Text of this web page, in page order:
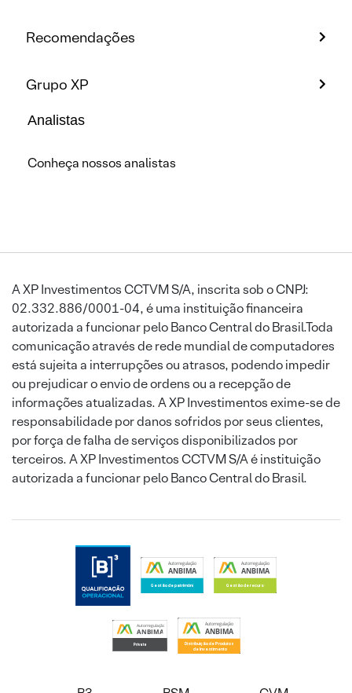
Recomendações
Grupo XP
Analistas
Conheça nossos analistas
A XP Investimentos CCTVM S/A, inscrita sob o CNPJ:
02.332.886/0001-04, é uma instituição financeira
autorizada a funcionar pelo Banco Central do Brasil.Toda
comunicação através de rede mundial de computadores
está sujeita a interrupções ou atrasos, podendo impedir
ou prejudicar o envio de ordens ou a recepção de
informações atualizadas. A XP Investimentos exime-se de
responsabilidade por danos sofridos por seus clientes,
por força de falha de serviços disponibilizados por
terceiros. A XP Investimentos CCTVM S/A é instituição
autorizada a funcionar pelo Banco Central do Brasil.